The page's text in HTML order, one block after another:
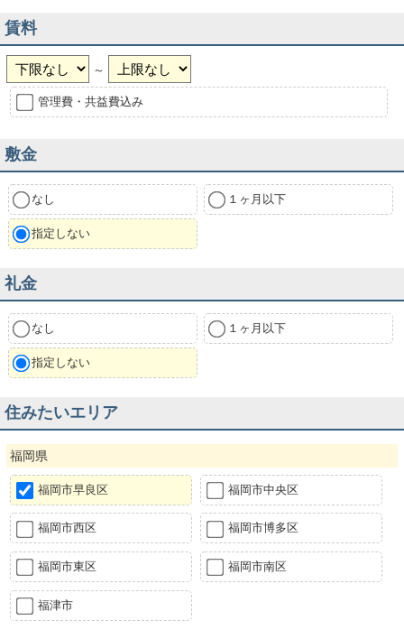
賃料
～
管理費・共益費込み
敷金
なし １ヶ月以下
指定しない
礼金
なし １ヶ月以下
指定しない
住みたいエリア
福岡県
福岡市早良区 福岡市中央区
福岡市西区 福岡市博多区
福岡市東区 福岡市南区
福津市